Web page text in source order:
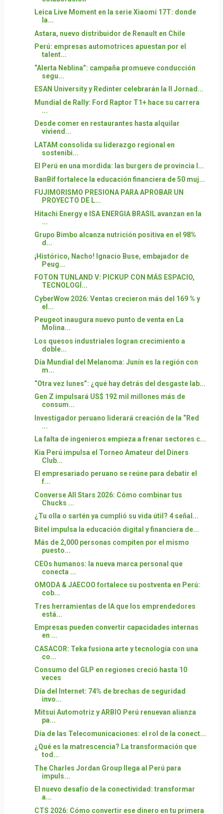
Leica Live Moment en la serie Xiaomi 17T: donde
la...
Astara, nuevo distribuidor de Renault en Chile
Perú: empresas automotrices apuestan por el
talent...
“Alerta Neblina”: campaña promueve conducción
segu...
ESAN University y Redinter celebrarán la II Jornad...
Mundial de Rally: Ford Raptor T1+ hace su carrera
...
Desde comer en restaurantes hasta alquilar
viviend...
LATAM consolida su liderazgo regional en
sostenibi...
El Perú en una mordida: las burgers de provincia l...
BanBif fortalece la educación financiera de 50 muj...
FUJIMORISMO PRESIONA PARA APROBAR UN
PROYECTO DE L...
Hitachi Energy e ISA ENERGIA BRASIL avanzan en la
...
Grupo Bimbo alcanza nutrición positiva en el 98%
d...
¡Histórico, Nacho! Ignacio Buse, embajador de
Peug...
FOTON TUNLAND V: PICKUP CON MÁS ESPACIO,
TECNOLOGÍ...
CyberWow 2026: Ventas crecieron más del 169 % y
el...
Peugeot inaugura nuevo punto de venta en La
Molina...
Los quesos industriales logran crecimiento a
doble...
Día Mundial del Melanoma: Junín es la región con
m...
“Otra vez lunes”: ¿qué hay detrás del desgaste lab...
Gen Z impulsará US$ 192 mil millones más de
consum...
Investigador peruano liderará creación de la “Red
...
La falta de ingenieros empieza a frenar sectores c...
Kia Perú impulsa el Torneo Amateur del Diners
Club...
El empresariado peruano se reúne para debatir el
f...
Converse All Stars 2026: Cómo combinar tus
Chucks ...
¿Tu olla o sartén ya cumplió su vida útil? 4 señal...
Bitel impulsa la educación digital y financiera de...
Más de 2,000 personas compiten por el mismo
puesto...
CEOs humanos: la nueva marca personal que
conecta ...
OMODA & JAECOO fortalece su postventa en Perú:
cob...
Tres herramientas de IA que los emprendedores
está...
Empresas pueden convertir capacidades internas
en ...
CASACOR: Teka fusiona arte y tecnología con una
co...
Consumo del GLP en regiones creció hasta 10
veces
Día del Internet: 74% de brechas de seguridad
invo...
Mitsui Automotriz y ARBIO Perú renuevan alianza
pa...
Día de las Telecomunicaciones: el rol de la conect...
¿Qué es la matrescencia? La transformación que
tod...
The Charles Jordan Group llega al Perú para
impuls...
El nuevo desafío de la conectividad: transformar
a...
CTS 2026: Cómo convertir ese dinero en tu primera